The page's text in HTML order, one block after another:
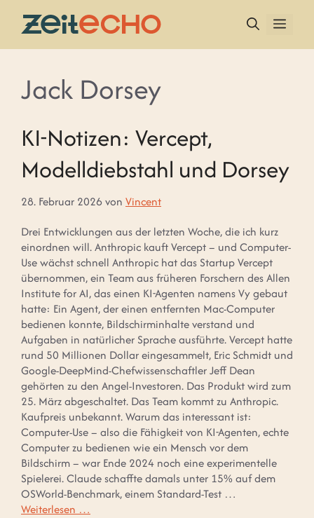
Inhalt
springen
Jack Dorsey
KI-Notizen: Vercept,
Modelldiebstahl und Dorsey
28. Februar 2026von Vincent
Drei Entwicklungen aus der letzten Woche, die ich kurz
einordnen will. Anthropic kauft Vercept – und Computer-
Use wächst schnell Anthropic hat das Startup Vercept
übernommen, ein Team aus früheren Forschern des Allen
Institute for AI, das einen KI-Agenten namens Vy gebaut
hatte: Ein Agent, der einen entfernten Mac-Computer
bedienen konnte, Bildschirminhalte verstand und
Aufgaben in natürlicher Sprache ausführte. Vercept hatte
rund 50 Millionen Dollar eingesammelt, Eric Schmidt und
Google-DeepMind-Chefwissenschaftler Jeff Dean
gehörten zu den Angel-Investoren. Das Produkt wird zum
25. März abgeschaltet. Das Team kommt zu Anthropic.
Kaufpreis unbekannt. Warum das interessant ist:
Computer-Use – also die Fähigkeit von KI-Agenten, echte
Computer zu bedienen wie ein Mensch vor dem
Bildschirm – war Ende 2024 noch eine experimentelle
Spielerei. Claude schaffte damals unter 15% auf dem
OSWorld-Benchmark, einem Standard-Test …
Weiterlesen …